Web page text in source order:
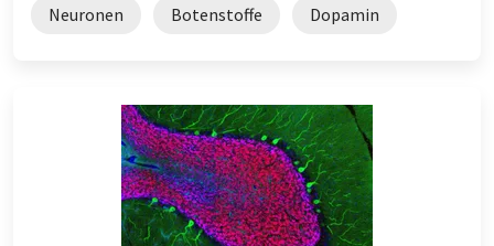
Neuronen Botenstoffe Dopamin